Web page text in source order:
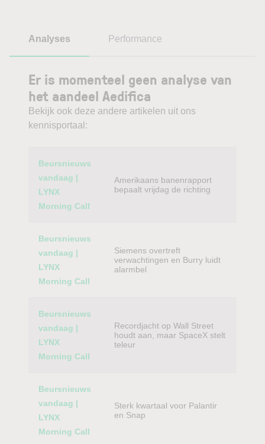
Analyses Performance
Er is momenteel geen analyse van
het aandeel Aedifica
Bekijk ook deze andere artikelen uit ons
kennisportaal:
Category
Beursnieuws
vandaag |
LYNX
Morning Call
Amerikaans banenrapport
bepaalt vrijdag de richting
Beursnieuws
vandaag |
LYNX
Morning Call
Siemens overtreft
verwachtingen en Burry luidt
alarmbel
Beursnieuws
vandaag |
LYNX
Morning Call
Recordjacht op Wall Street
houdt aan, maar SpaceX stelt
teleur
Beursnieuws
vandaag |
LYNX
Morning Call
Sterk kwartaal voor Palantir
en Snap